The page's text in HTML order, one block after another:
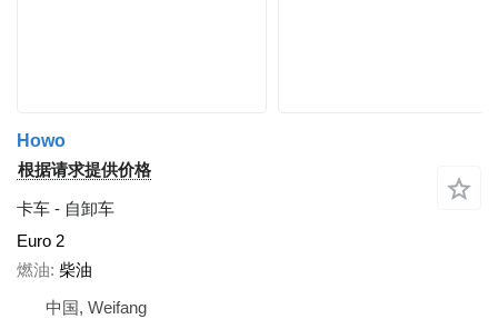
Howo
根据请求提供价格
卡车 - 自卸车
Euro 2
燃油 柴油
中国, Weifang